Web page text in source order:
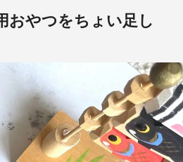
おやつをちょい足し